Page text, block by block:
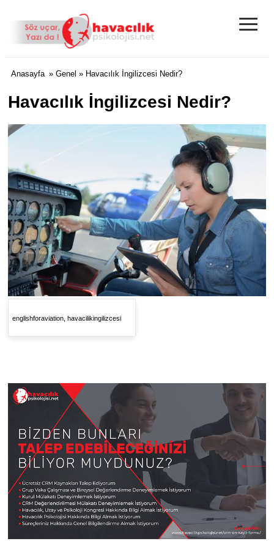
≡
Anasayfa » Genel » Havacılık İngilizcesi Nedir?
Havacılık İngilizcesi Nedir?
englishforaviation, havacilikingilizcesi